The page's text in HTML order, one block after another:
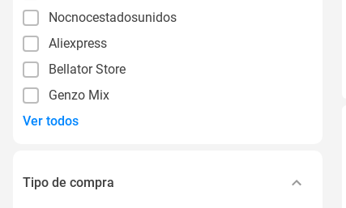
Nocnocestadosunidos
Aliexpress
Bellator Store
Genzo Mix
Ver todos
Tipo de compra